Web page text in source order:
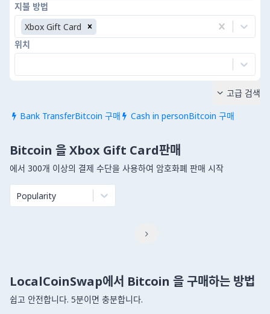
지불 방법
Xbox Gift Card
위치
 Bank TransferBitcoin 구매  Cash in personBitcoin 구매
 고급 검색
Bitcoin 을 Xbox Gift Card판매
에서 300개 이상의 결제 수단을 사용하여 암호화폐 판매 시작
Popularity

LocalCoinSwap에서 Bitcoin 을 구매하는 방법
쉽고 안전합니다. 5분이면 충분합니다.